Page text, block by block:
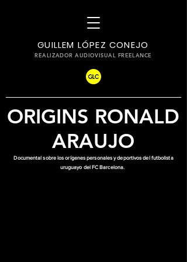
GUILLEM LÓPEZ CONEJO
REALIZADOR AUDIOVISUAL FREELANCE
ORIGINS RONALD
ARAUJO
Documental sobre los orígenes personales y deportivos del futbolista
uruguayo del FC Barcelona.